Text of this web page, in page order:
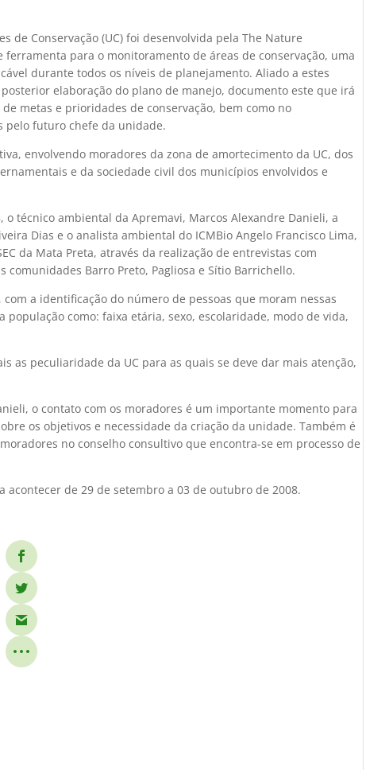
de Conservação (UC) foi desenvolvida pela The Nature
para o monitoramento de áreas de conservação, uma
durante todos os níveis de planejamento. Aliado a estes
elaboração do plano de manejo, documento este que irá
metas e prioridades de conservação, bem como no
pelo futuro chefe da unidade.
envolvendo moradores da zona de amortecimento da UC, dos
e da sociedade civil dos municípios envolvidos e
técnico ambiental da Apremavi, Marcos Alexandre Danieli, a
Dias e o analista ambiental do ICMBio Angelo Francisco Lima,
da Mata Preta, através da realização de entrevistas com
Barro Preto, Pagliosa e Sítio Barrichello.
a identificação do número de pessoas que moram nessas
como: faixa etária, sexo, escolaridade, modo de vida,
as peculiaridade da UC para as quais se deve dar mais atenção,
o contato com os moradores é um importante momento para
os objetivos e necessidade da criação da unidade. Também é
no conselho consultivo que encontra-se em processo de
de 29 de setembro a 03 de outubro de 2008.